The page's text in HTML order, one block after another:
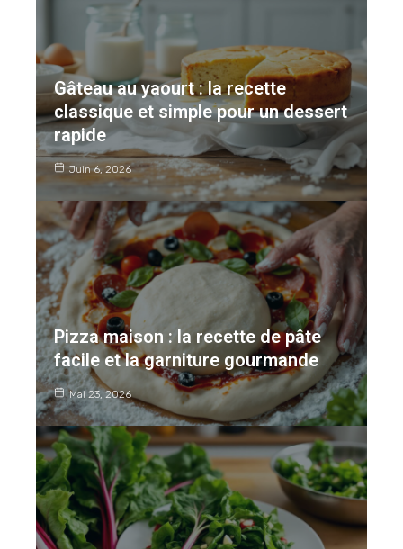
Gâteau au yaourt : la recette
classique et simple pour un dessert
rapide
Juin 6, 2026
Pizza maison : la recette de pâte
facile et la garniture gourmande
Mai 23, 2026